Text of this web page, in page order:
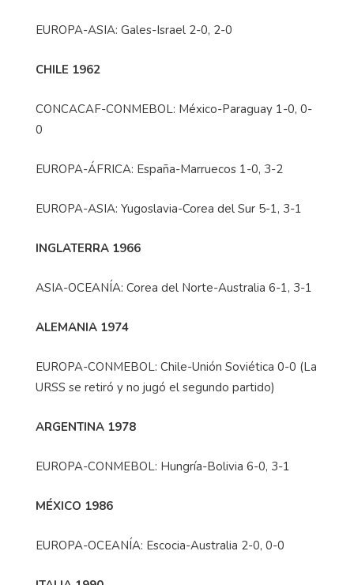
EUROPA-ASIA: Gales-Israel 2-0, 2-0
CHILE 1962
CONCACAF-CONMEBOL: México-Paraguay 1-0, 0-
0
EUROPA-ÁFRICA: España-Marruecos 1-0, 3-2
EUROPA-ASIA: Yugoslavia-Corea del Sur 5-1, 3-1
INGLATERRA 1966
ASIA-OCEANÍA: Corea del Norte-Australia 6-1, 3-1
ALEMANIA 1974
EUROPA-CONMEBOL: Chile-Unión Soviética 0-0 (La
URSS se retiró y no jugó el segundo partido)
ARGENTINA 1978
EUROPA-CONMEBOL: Hungría-Bolivia 6-0, 3-1
MÉXICO 1986
EUROPA-OCEANÍA: Escocia-Australia 2-0, 0-0